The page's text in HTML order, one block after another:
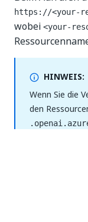
https://<your-
wobei <your-
HINWEIS:
Wenn Sie die
den